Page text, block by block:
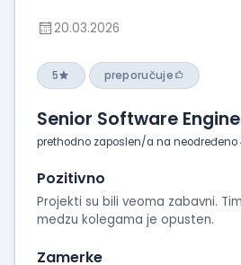
iskustva
radu
utiske
20.03.2026
5 preporučuje
Senior Software
prethodno zaposlen/a na neodređeno
Pozitivno
Projekti su bili veoma zabavni.
medzu kolegama je opusten.
Zamerke